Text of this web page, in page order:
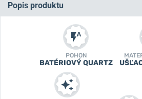
Popis produktu
POHON
BATÉRIOVÝ QUARTZ